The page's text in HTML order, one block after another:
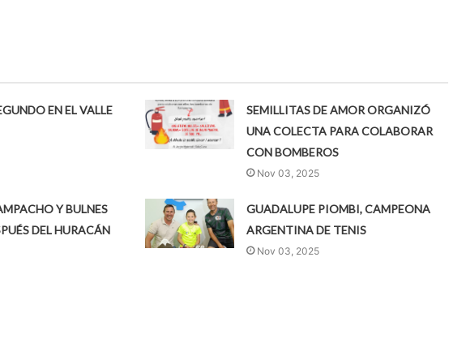
EN EL VALLE
SEMILLITAS DE AMOR ORGANIZÓ
UNA COLECTA PARA COLABORAR
CON BOMBEROS
Nov 03, 2025
Y BULNES
DEL HURACÁN
GUADALUPE PIOMBI, CAMPEONA
ARGENTINA DE TENIS
Nov 03, 2025